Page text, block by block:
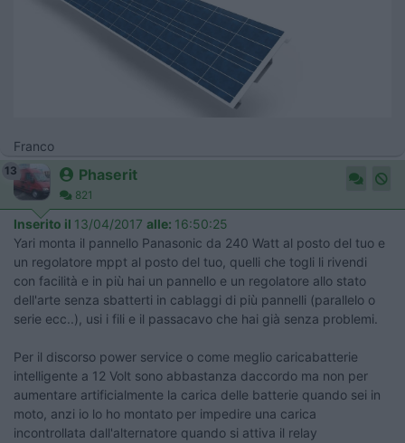
Franco
13 Phaserit
821
Inserito il 13/04/2017 alle: 16:50:25
Yari monta il pannello Panasonic da 240 Watt al posto del tuo e
un regolatore mppt al posto del tuo, quelli che togli li rivendi
con facilità e in più hai un pannello e un regolatore allo stato
dell'arte senza sbatterti in cablaggi di più pannelli (parallelo o
serie ecc..), usi i fili e il passacavo che hai già senza problemi.
Per il discorso power service o come meglio caricabatterie
intelligente a 12 Volt sono abbastanza daccordo ma non per
aumentare artificialmente la carica delle batterie quando sei in
moto, anzi io lo ho montato per impedire una carica
incontrollata dall'alternatore quando si attiva il relay